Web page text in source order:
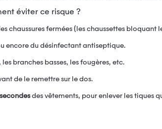
éviter ce risque ?
chaussures fermées (les chaussettes bloquant
encore du désinfectant antiseptique.
les branches basses, les fougères, etc.
de le remettre sur le dos.
des vêtements, pour enlever les tiques